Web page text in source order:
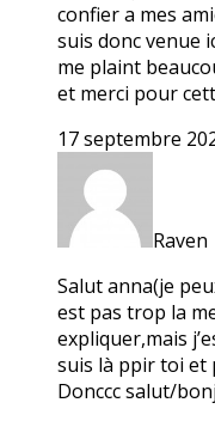
confier a mes
suis donc venue
me plaint
et merci pour
17 septembre
Raven
Salut anna(je
est pas trop la
expliquer,mais
suis là ppir toi et
Donccc salut/